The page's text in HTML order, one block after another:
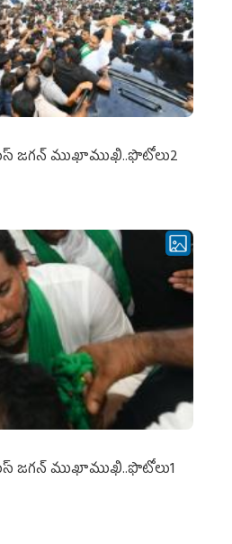
జ‌గ‌న్ ముఖాముఖి..ఫొటోలు2
జ‌గ‌న్ ముఖాముఖి..ఫొటోలు1